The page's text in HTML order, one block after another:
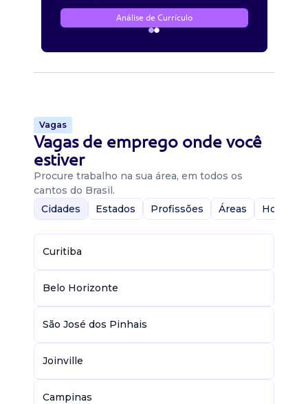
Análise de Currículo
Vagas
Vagas de emprego onde você
estiver
Procure trabalho na sua área, em todos os
cantos do Brasil.
Cidades
Estados Profissões Áreas Home-
Curitiba
Belo Horizonte
São José dos Pinhais
Joinville
Campinas